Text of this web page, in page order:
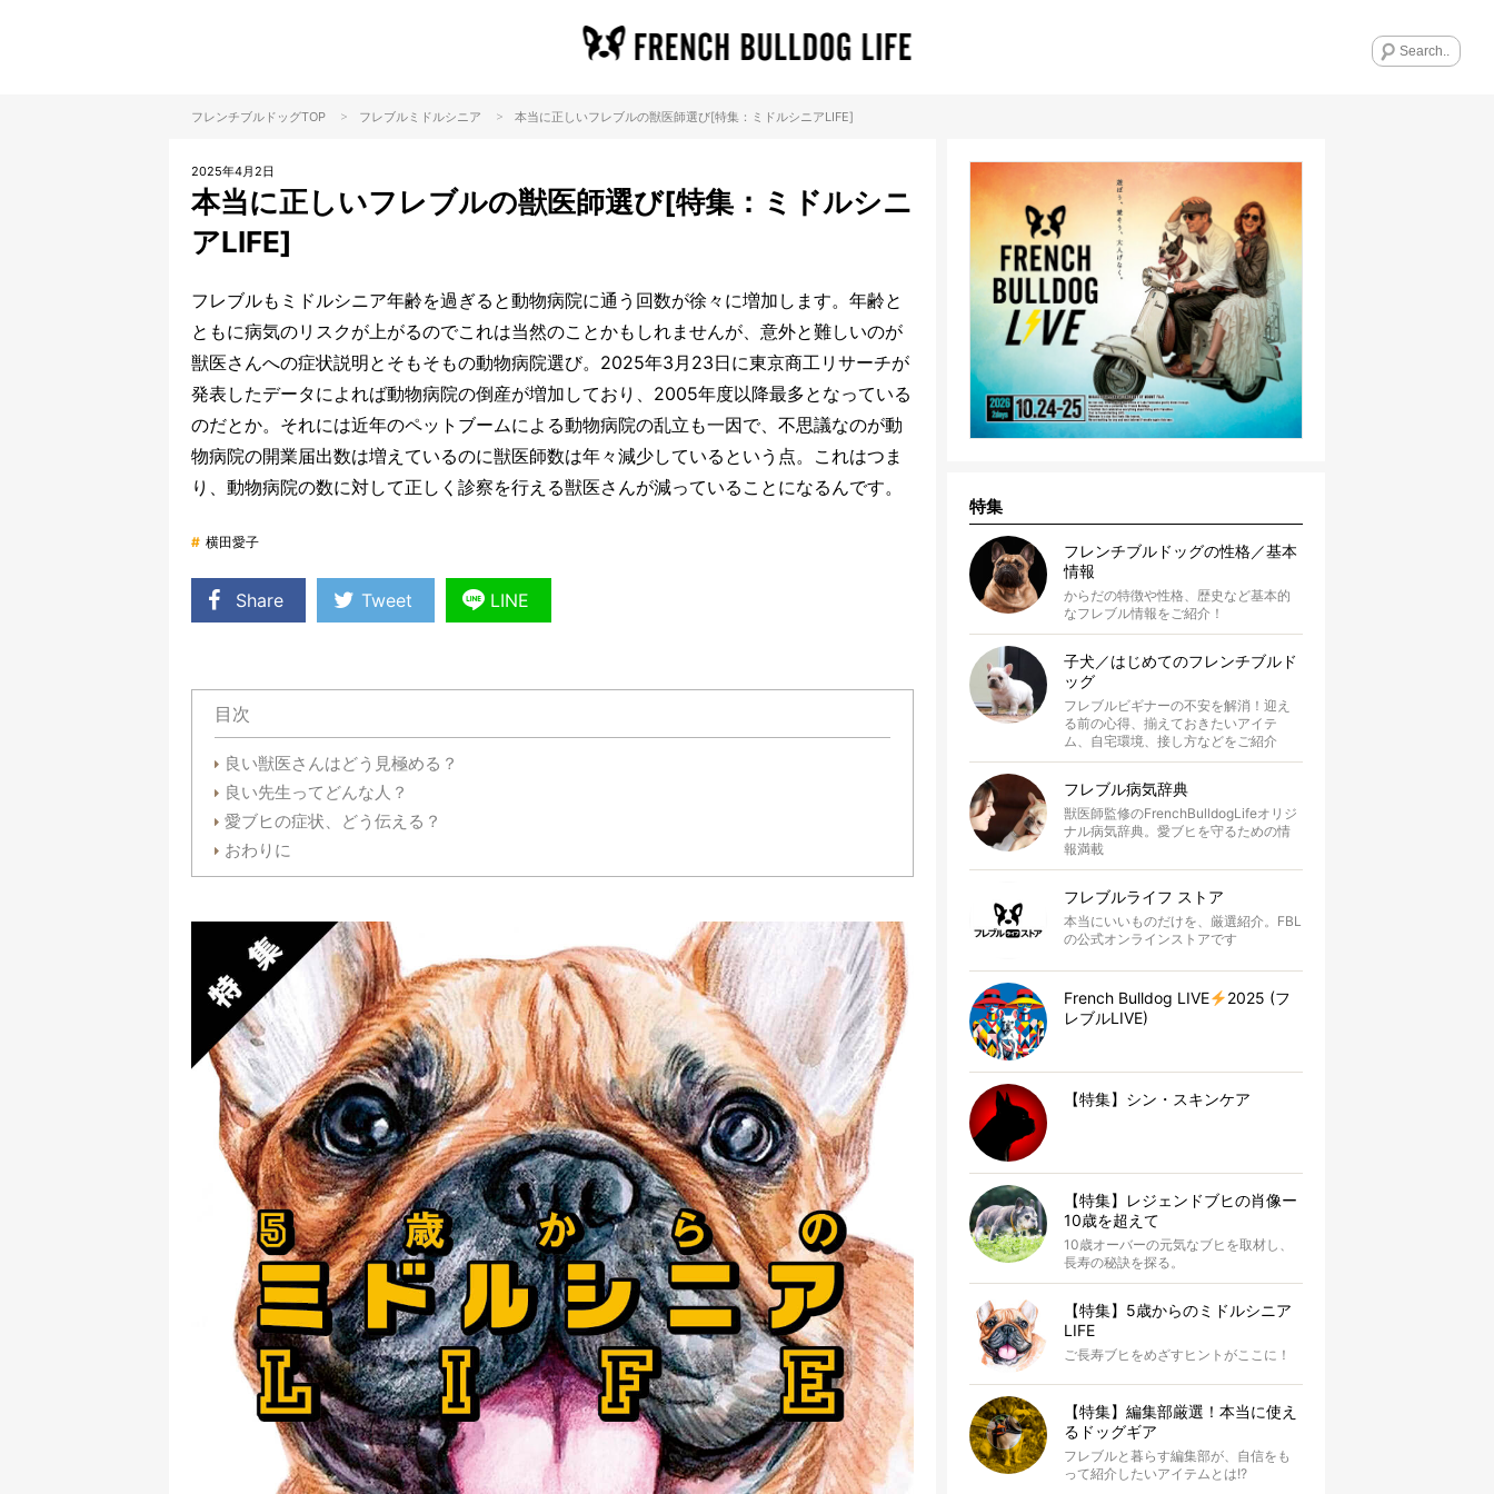
フレンチブルドッグTOP > フレブル ミドルシニア > 本当に正しいフレブルの獣医師選び[特集：ミドルシニアLIFE]
2025年4月2日
本当に正しいフレブルの獣医師選び[特集：ミドルシニ
アLIFE]
フレブルもミドルシニア年齢を過ぎると動物病院に通う回数が徐々に増加します。年齢と
ともに病気のリスクが上がるのでこれは当然のことかもしれませんが、意外と難しいのが
獣医さんへの症状説明とそもそもの動物病院選び。2025年3月23日に東京商工リサーチが
発表したデータによれば動物病院の倒産が増加しており、2005年度以降最多となっている
のだとか。それには近年のペットブームによる動物病院の乱立も一因で、不思議なのが動
物病院の開業届出数は増えているのに獣医師数は年々減少しているという点。これはつま
り、動物病院の数に対して正しく診察を行える獣医さんが減っていることになるんです。
# 横田愛子
Share Tweet LINE
目次
良い獣医さんはどう見極める？
良い先生ってどんな人？
愛ブヒの症状、どう伝える？
おわりに
特集
フレンチブルドッグの性格／基本
情報
からだの特徴や性格、歴史など基本的
なフレブル情報をご紹介！
子犬／はじめてのフレンチブルド
ッグ
フレブルビギナーの不安を解消！迎え
る前の心得、揃えておきたいアイテ
ム、自宅環境、接し方などをご紹介
フレブル病気辞典
獣医師監修のFrenchBulldogLifeオリジ
ナル病気辞典。愛ブヒを守るための情
報満載
フレブルライフ ストア
本当にいいものだけを、厳選紹介。FBL
の公式オンラインストアです
French Bulldog LIVE
2025 (フ
レブルLIVE)
【特集】シン・スキンケア
【特集】レジェンドブヒの肖像ー
10歳を超えて
10歳オーバーの元気なブヒを取材し、
長寿の秘訣を探る。
【特集】5歳からのミドルシニア
LIFE
ご長寿ブヒをめざすヒントがここに！
【特集】編集部厳選！本当に使え
るドッグギア
フレブルと暮らす編集部が、自信をも
って紹介したいアイテムとは!?